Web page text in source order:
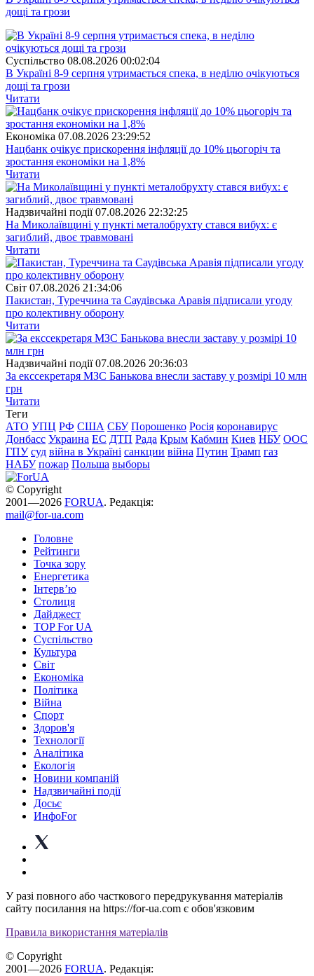
дощі та грози
Суспiльство 08.08.2026 00:02:04
В Україні 8-9 серпня утримається спека, в неділю очікуються
дощі та грози
Читати
Економіка 07.08.2026 23:29:52
Нацбанк очікує прискорення інфляції до 10% цьогоріч та
зростання економіки на 1,8%
Читати
Надзвичайні події 07.08.2026 22:32:25
На Миколаївщині у пункті металобрухту стався вибух: є
загиблий, двоє травмовані
Читати
Свiт 07.08.2026 21:34:06
Пакистан, Туреччина та Саудівська Аравія підписали угоду
про колективну оборону
Читати
Надзвичайні події 07.08.2026 20:36:03
За екссекретаря МЗС Банькова внесли заставу у розмірі 10 млн
грн
Читати
Теги
АТО УПЦ РФ США СБУ Порошенко Росія коронавирус
Донбасс Украина ЕС ДТП Рада Крым Кабмин Киев НБУ ООС
ГПУ суд війна в Україні санкции війна Путин Трамп газ
НАБУ пожар Польша выборы
© Copyright
2001—2026 FORUA. Редакція:
mail@for-ua.com
Головне
Рейтинги
Точка зору
Енергетика
Інтерв’ю
Столиця
Дайджест
TOP For UA
Суспiльство
Культура
Світ
Економіка
Політика
Війна
Спорт
Здоров'я
Технології
Аналітика
Екологія
Новини компаній
Надзвичайні події
Досьє
ИнфоFor
У разі повного або часткового передрукування матеріалів
сайту посилання на https://for-ua.com є обов'язковим
Правила використання матеріалів
© Copyright
2001—2026 FORUA. Редакція: